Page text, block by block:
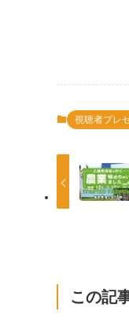
視聴者プレ
この記